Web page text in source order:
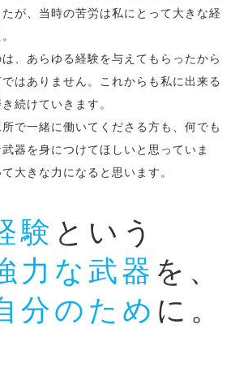
が、当時の苦労は私にとって大きな経
、あらゆる経験を与えてもらったから
はありません。これからも私に出来る
続けていきます。
で一緒に働いてくださる方も、何でも
器を身につけてほしいと思っていま
大きな力になると思います。
験 という
力な武器 を、
分のため に。